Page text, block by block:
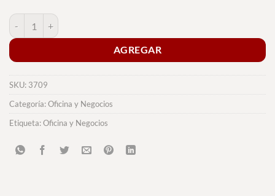
Identificador Lanyard Maes cantidad
AGREGAR
SKU: 3709
Categoría:Oficina y Negocios
Etiqueta:Oficina y Negocios